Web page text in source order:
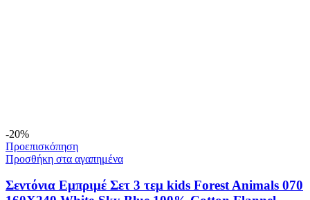
-20%
Προεπισκόπηση
Προσθήκη στα αγαπημένα
Σεντόνια Εμπριμέ Σετ 3 τεμ kids Forest Animals 070